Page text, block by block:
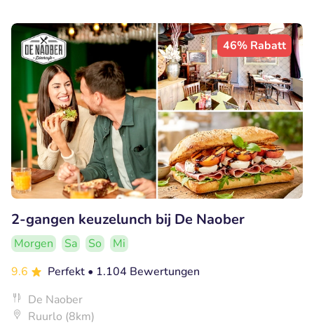
46% Rabatt
2-gangen keuzelunch bij De Naober
Morgen Sa So
Mi
9.6
Perfekt • 1.104 Bewertungen
De Naober
Ruurlo (8km)